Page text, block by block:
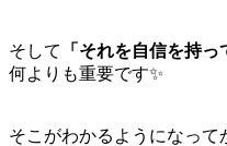
そして 「それを自信を持っ
何よりも重要です✨
そこがわかるようになって